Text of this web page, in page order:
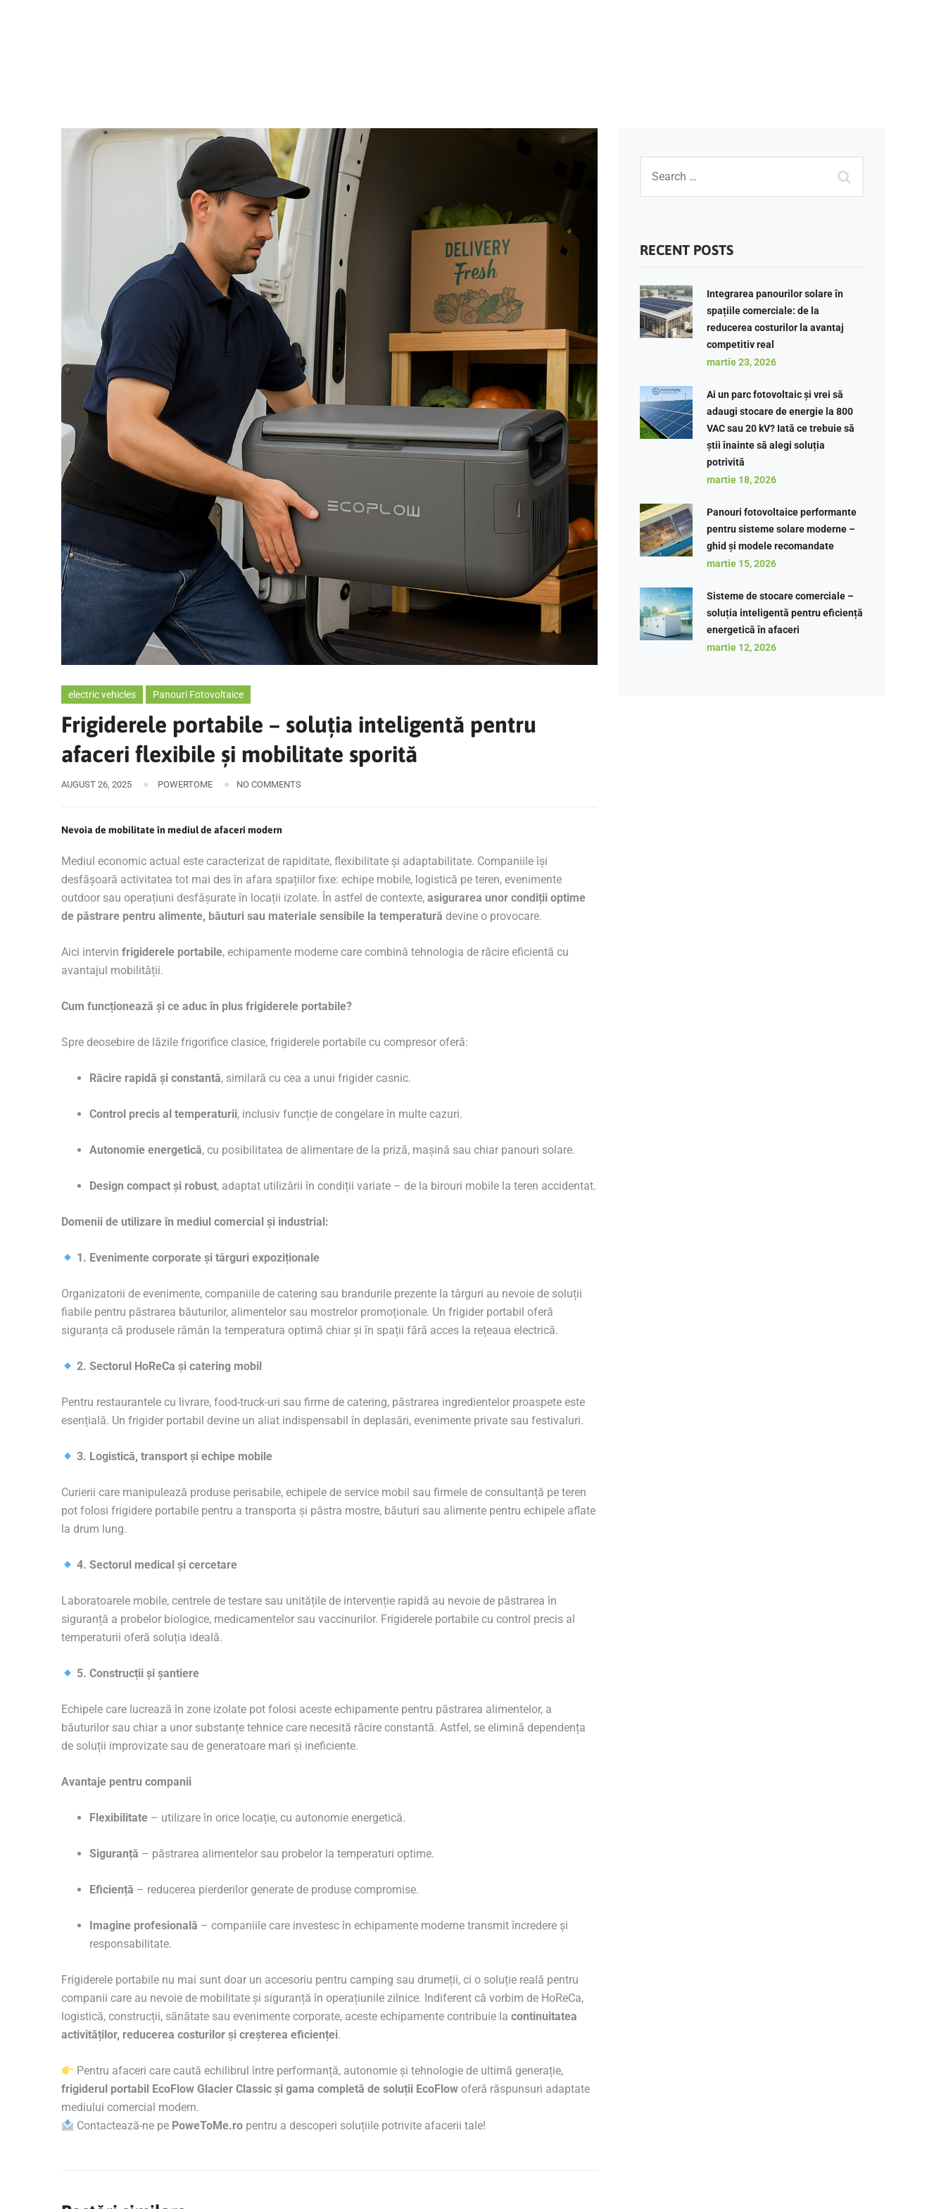
electric vehicles Panouri Fotovoltaice
Frigiderele portabile – soluția inteligentă pentru
afaceri flexibile și mobilitate sporită
AUGUST 26, 2025 POWERTOME NO COMMENTS
Nevoia de mobilitate în mediul de afaceri modern
Mediul economic actual este caracterizat de rapiditate, flexibilitate și adaptabilitate. Companiile își
desfășoară activitatea tot mai des în afara spațiilor fixe: echipe mobile, logistică pe teren, evenimente
outdoor sau operațiuni desfășurate în locații izolate. În astfel de contexte, asigurarea unor condiții optime
de păstrare pentru alimente, băuturi sau materiale sensibile la temperatură devine o provocare.
Aici intervin frigiderele portabile, echipamente moderne care combină tehnologia de răcire eficientă cu
avantajul mobilității.
Cum funcționează și ce aduc în plus frigiderele portabile?
Spre deosebire de lăzile frigorifice clasice, frigiderele portabile cu compresor oferă:
Răcire rapidă și constantă, similară cu cea a unui frigider casnic.
Control precis al temperaturii, inclusiv funcție de congelare în multe cazuri.
Autonomie energetică, cu posibilitatea de alimentare de la priză, mașină sau chiar panouri solare.
Design compact și robust, adaptat utilizării în condiții variate – de la birouri mobile la teren accidentat.
Domenii de utilizare în mediul comercial și industrial:
1. Evenimente corporate și târguri expoziționale
Organizatorii de evenimente, companiile de catering sau brandurile prezente la târguri au nevoie de soluții
fiabile pentru păstrarea băuturilor, alimentelor sau mostrelor promoționale. Un frigider portabil oferă
siguranța că produsele rămân la temperatura optimă chiar și în spații fără acces la rețeaua electrică.
2. Sectorul HoReCa și catering mobil
Pentru restaurantele cu livrare, food-truck-uri sau firme de catering, păstrarea ingredientelor proaspete este
esențială. Un frigider portabil devine un aliat indispensabil în deplasări, evenimente private sau festivaluri.
3. Logistică, transport și echipe mobile
Curierii care manipulează produse perisabile, echipele de service mobil sau firmele de consultanță pe teren
pot folosi frigidere portabile pentru a transporta și păstra mostre, băuturi sau alimente pentru echipele aflate
la drum lung.
4. Sectorul medical și cercetare
Laboratoarele mobile, centrele de testare sau unitățile de intervenție rapidă au nevoie de păstrarea în
siguranță a probelor biologice, medicamentelor sau vaccinurilor. Frigiderele portabile cu control precis al
temperaturii oferă soluția ideală.
5. Construcții și șantiere
Echipele care lucrează în zone izolate pot folosi aceste echipamente pentru păstrarea alimentelor, a
băuturilor sau chiar a unor substanțe tehnice care necesită răcire constantă. Astfel, se elimină dependența
de soluții improvizate sau de generatoare mari și ineficiente.
Avantaje pentru companii
Flexibilitate – utilizare în orice locație, cu autonomie energetică.
Siguranță – păstrarea alimentelor sau probelor la temperaturi optime.
Eficiență – reducerea pierderilor generate de produse compromise.
Imagine profesională – companiile care investesc în echipamente moderne transmit încredere și
responsabilitate.
Frigiderele portabile nu mai sunt doar un accesoriu pentru camping sau drumeții, ci o soluție reală pentru
companii care au nevoie de mobilitate și siguranță în operațiunile zilnice. Indiferent că vorbim de HoReCa,
logistică, construcții, sănătate sau evenimente corporate, aceste echipamente contribuie la continuitatea
activităților, reducerea costurilor și creșterea eficienței.
Pentru afaceri care caută echilibrul între performanță, autonomie și tehnologie de ultimă generație,
frigiderul portabil EcoFlow Glacier Classic și gama completă de soluții EcoFlow oferă răspunsuri adaptate
mediului comercial modern.
Contactează-ne pe PoweToMe.ro pentru a descoperi soluțiile potrivite afacerii tale!
RECENT POSTS
Integrarea panourilor solare în
spațiile comerciale: de la
reducerea costurilor la avantaj
competitiv real
martie 23, 2026
Ai un parc fotovoltaic și vrei să
adaugi stocare de energie la 800
VAC sau 20 kV? Iată ce trebuie să
știi înainte să alegi soluția
potrivită
martie 18, 2026
Panouri fotovoltaice performante
pentru sisteme solare moderne –
ghid și modele recomandate
martie 15, 2026
Sisteme de stocare comerciale –
soluția inteligentă pentru eficiență
energetică în afaceri
martie 12, 2026